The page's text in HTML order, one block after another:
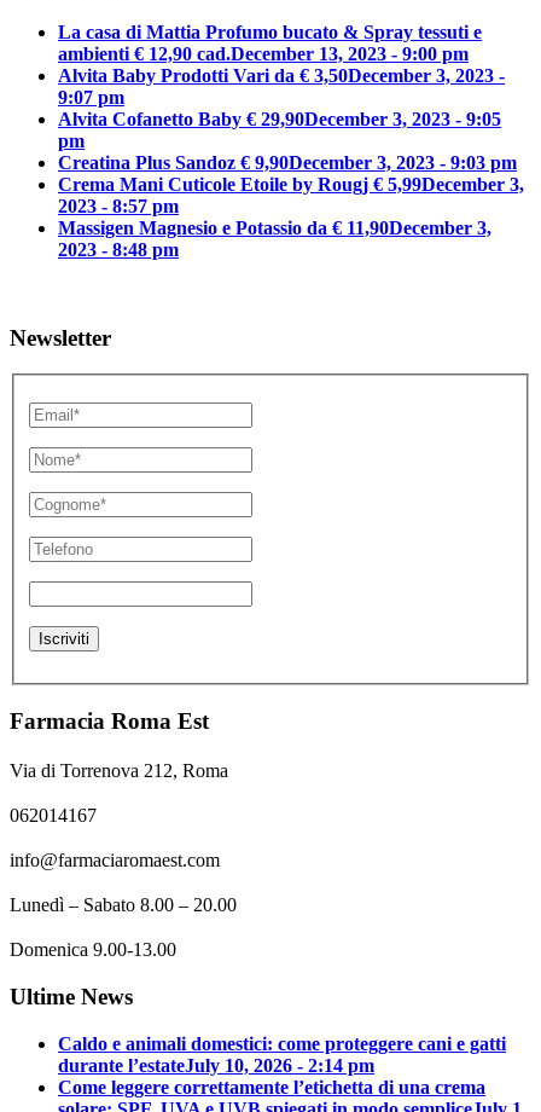
La casa di Mattia Profumo bucato & Spray tessuti e
ambienti € 12,90 cad.December 13, 2023 - 9:00 pm
Alvita Baby Prodotti Vari da € 3,50December 3, 2023 -
9:07 pm
Alvita Cofanetto Baby € 29,90December 3, 2023 - 9:05
pm
Creatina Plus Sandoz € 9,90December 3, 2023 - 9:03 pm
Crema Mani Cuticole Etoile by Rougj € 5,99December 3,
2023 - 8:57 pm
Massigen Magnesio e Potassio da € 11,90December 3,
2023 - 8:48 pm
Newsletter
Farmacia Roma Est
Via di Torrenova 212, Roma
062014167
info@farmaciaromaest.com
Lunedì – Sabato 8.00 – 20.00
Domenica 9.00-13.00
Ultime News
Caldo e animali domestici: come proteggere cani e gatti
durante l’estateJuly 10, 2026 - 2:14 pm
Come leggere correttamente l’etichetta di una crema